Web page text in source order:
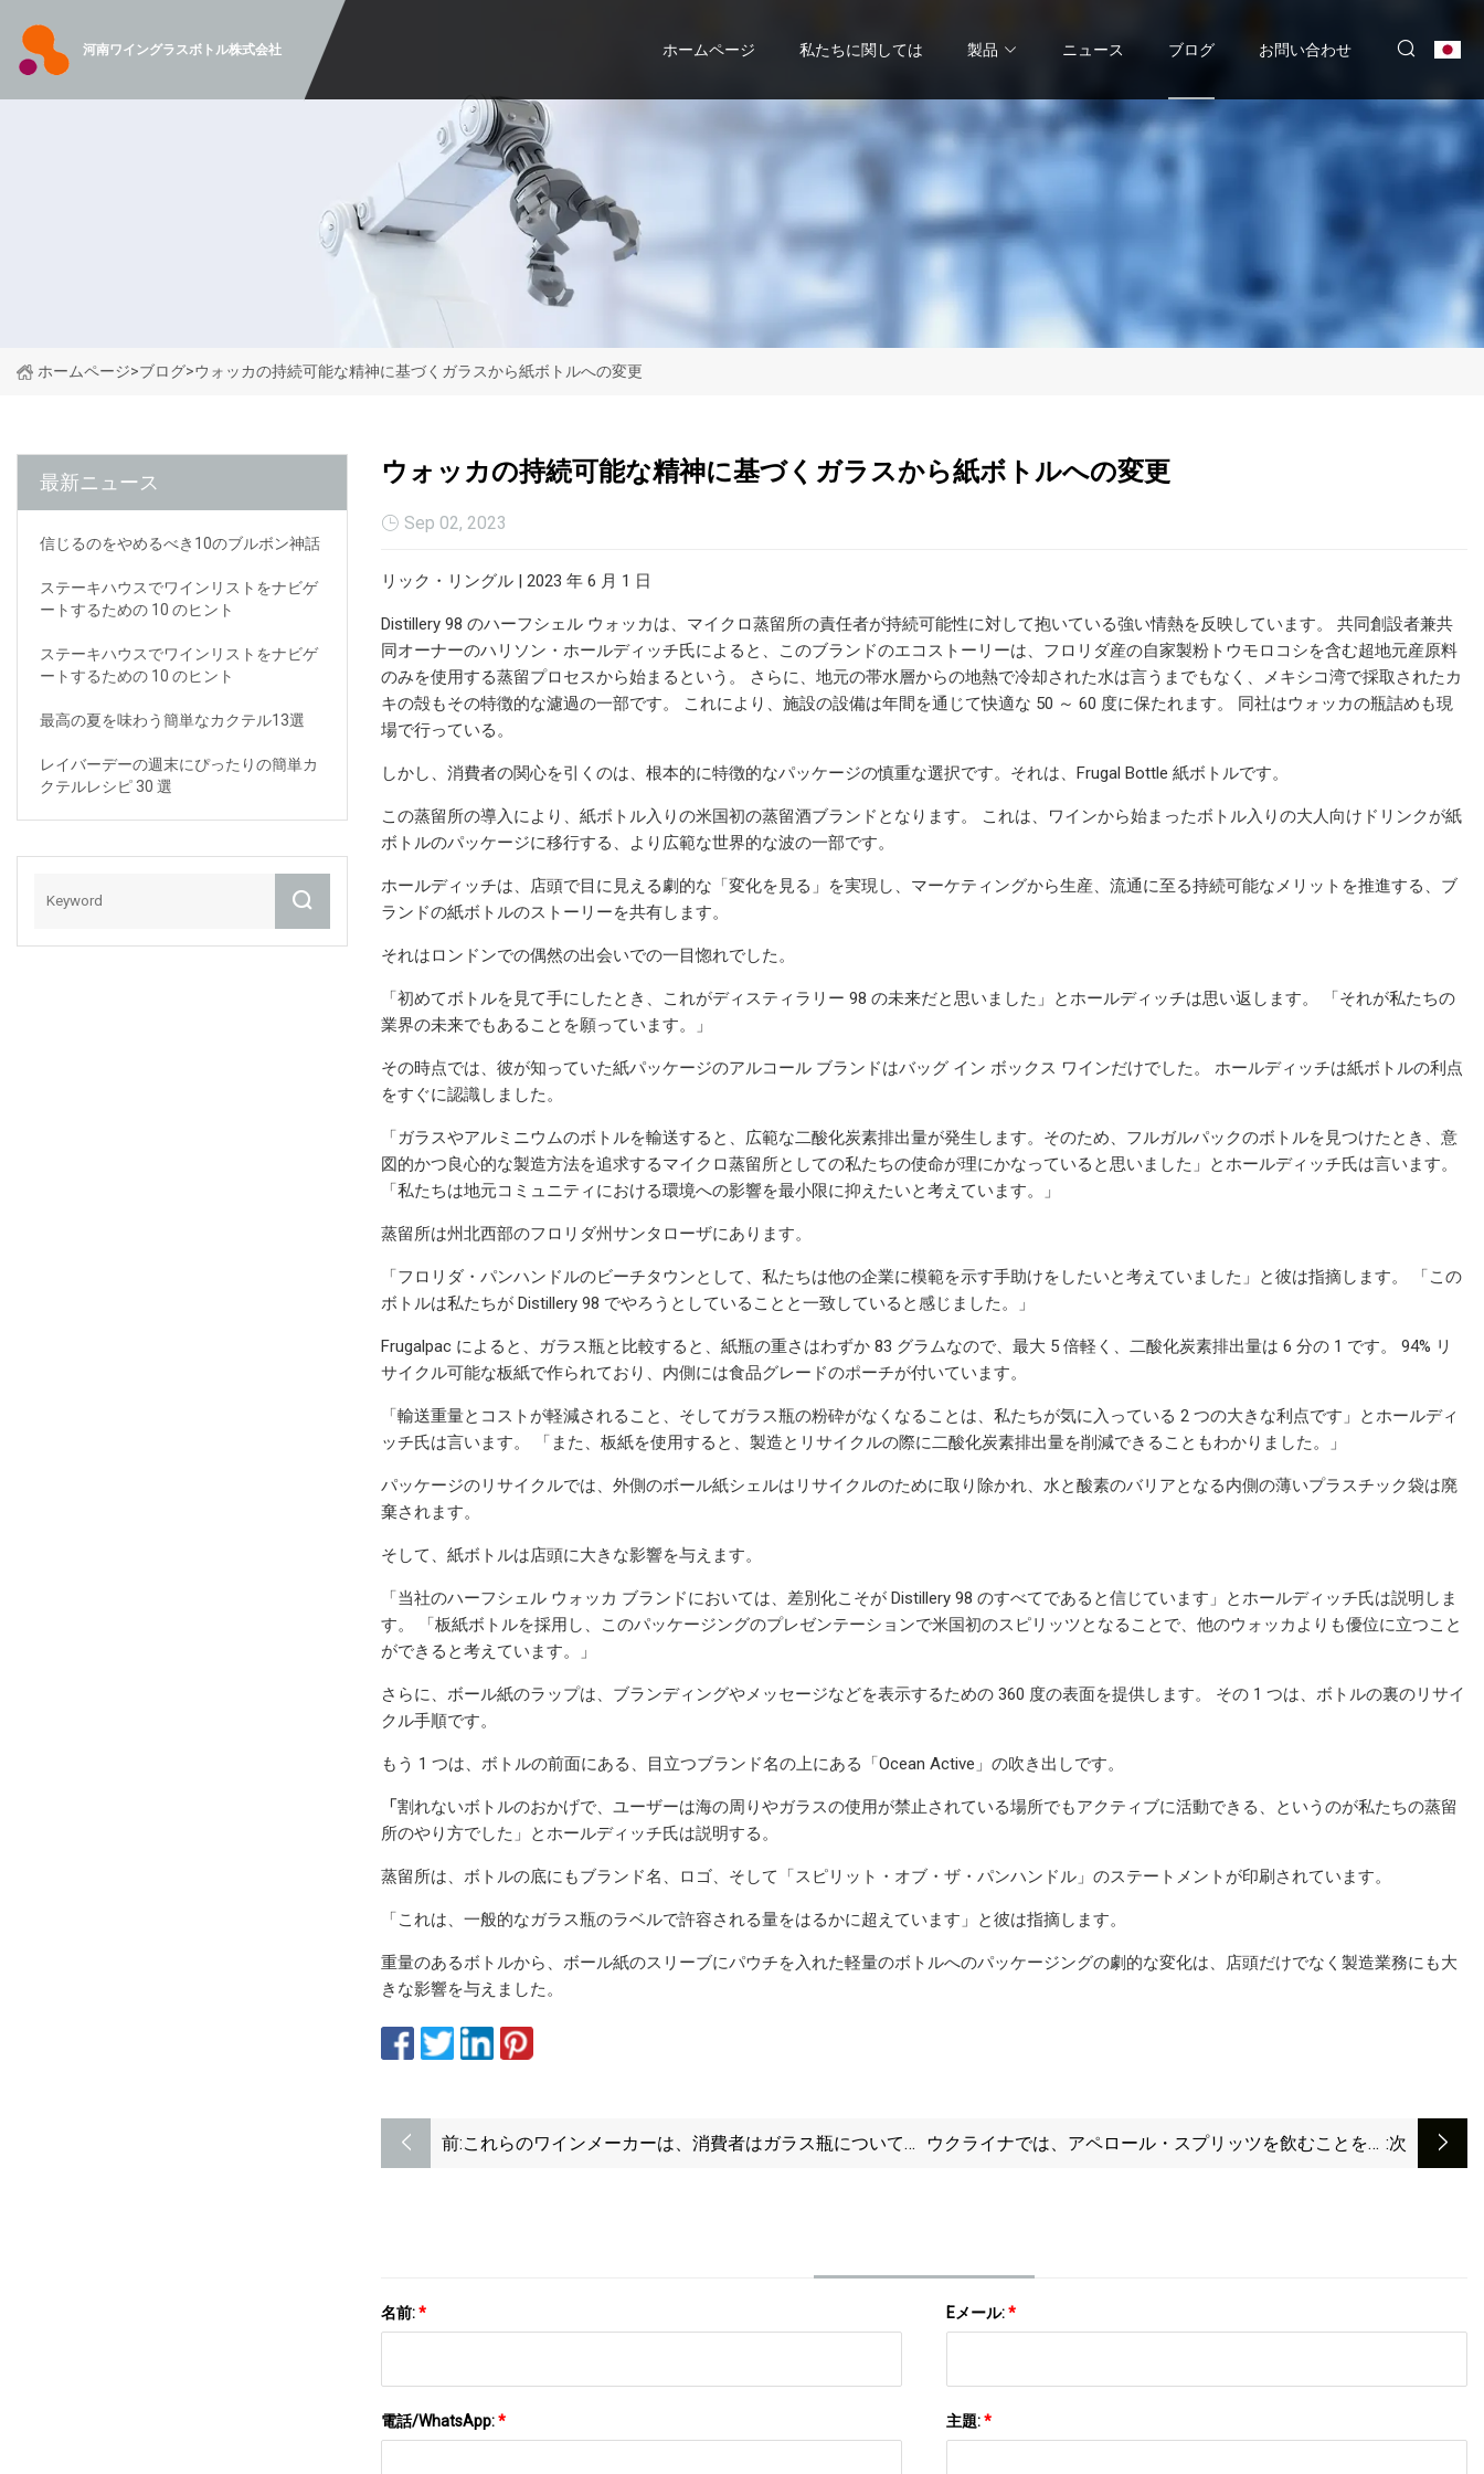
河南ワイングラスボトル株式会社 ホームページ 私たちに関しては 製品 ニュース ブログ お問い合わせ
ホームページ>ブログ>ウォッカの持続可能な精神に基づくガラスから紙ボトルへの変更
最新ニュース
信じるのをやめるべき10のブルボン神話
ステーキハウスでワインリストをナビゲ
ートするための 10 のヒント
ステーキハウスでワインリストをナビゲ
ートするための 10 のヒント
最高の夏を味わう簡単なカクテル13選
レイバーデーの週末にぴったりの簡単カ
クテルレシピ 30 選
ウォッカの持続可能な精神に基づくガラスから紙ボトルへの変更
Sep 02, 2023
リック・リングル | 2023 年 6 月 1 日
Distillery 98 のハーフシェル ウォッカは、マイクロ蒸留所の責任者が持続可能性に対して抱いている強い情熱を反映しています。 共同創設者兼共
同オーナーのハリソン・ホールディッチ氏によると、このブランドのエコストーリーは、フロリダ産の自家製粉トウモロコシを含む超地元産原料
のみを使用する蒸留プロセスから始まるという。 さらに、地元の帯水層からの地熱で冷却された水は言うまでもなく、メキシコ湾で採取されたカ
キの殻もその特徴的な濾過の一部です。 これにより、施設の設備は年間を通じて快適な 50 ～ 60 度に保たれます。 同社はウォッカの瓶詰めも現
場で行っている。
しかし、消費者の関心を引くのは、根本的に特徴的なパッケージの慎重な選択です。それは、Frugal Bottle 紙ボトルです。
この蒸留所の導入により、紙ボトル入りの米国初の蒸留酒ブランドとなります。 これは、ワインから始まったボトル入りの大人向けドリンクが紙
ボトルのパッケージに移行する、より広範な世界的な波の一部です。
ホールディッチは、店頭で目に見える劇的な「変化を見る」を実現し、マーケティングから生産、流通に至る持続可能なメリットを推進する、ブ
ランドの紙ボトルのストーリーを共有します。
それはロンドンでの偶然の出会いでの一目惚れでした。
「初めてボトルを見て手にしたとき、これがディスティラリー 98 の未来だと思いました」とホールディッチは思い返します。 「それが私たちの
業界の未来でもあることを願っています。」
その時点では、彼が知っていた紙パッケージのアルコール ブランドはバッグ イン ボックス ワインだけでした。 ホールディッチは紙ボトルの利点
をすぐに認識しました。
「ガラスやアルミニウムのボトルを輸送すると、広範な二酸化炭素排出量が発生します。そのため、フルガルパックのボトルを見つけたとき、意
図的かつ良心的な製造方法を追求するマイクロ蒸留所としての私たちの使命が理にかなっていると思いました」とホールディッチ氏は言います。
「私たちは地元コミュニティにおける環境への影響を最小限に抑えたいと考えています。」
蒸留所は州北西部のフロリダ州サンタローザにあります。
「フロリダ・パンハンドルのビーチタウンとして、私たちは他の企業に模範を示す手助けをしたいと考えていました」と彼は指摘します。 「この
ボトルは私たちが Distillery 98 でやろうとしていることと一致していると感じました。」
Frugalpac によると、ガラス瓶と比較すると、紙瓶の重さはわずか 83 グラムなので、最大 5 倍軽く、二酸化炭素排出量は 6 分の 1 です。 94% リ
サイクル可能な板紙で作られており、内側には食品グレードのポーチが付いています。
「輸送重量とコストが軽減されること、そしてガラス瓶の粉砕がなくなることは、私たちが気に入っている 2 つの大きな利点です」とホールディ
ッチ氏は言います。 「また、板紙を使用すると、製造とリサイクルの際に二酸化炭素排出量を削減できることもわかりました。」
パッケージのリサイクルでは、外側のボール紙シェルはリサイクルのために取り除かれ、水と酸素のバリアとなる内側の薄いプラスチック袋は廃
棄されます。
そして、紙ボトルは店頭に大きな影響を与えます。
「当社のハーフシェル ウォッカ ブランドにおいては、差別化こそが Distillery 98 のすべてであると信じています」とホールディッチ氏は説明しま
す。 「板紙ボトルを採用し、このパッケージングのプレゼンテーションで米国初のスピリッツとなることで、他のウォッカよりも優位に立つこと
ができると考えています。」
さらに、ボール紙のラップは、ブランディングやメッセージなどを表示するための 360 度の表面を提供します。 その 1 つは、ボトルの裏のリサイ
クル手順です。
もう 1 つは、ボトルの前面にある、目立つブランド名の上にある「Ocean Active」の吹き出しです。
「割れないボトルのおかげで、ユーザーは海の周りやガラスの使用が禁止されている場所でもアクティブに活動できる、というのが私たちの蒸留
所のやり方でした」とホールディッチ氏は説明する。
蒸留所は、ボトルの底にもブランド名、ロゴ、そして「スピリット・オブ・ザ・パンハンドル」のステートメントが印刷されています。
「これは、一般的なガラス瓶のラベルで許容される量をはるかに超えています」と彼は指摘します。
重量のあるボトルから、ボール紙のスリーブにパウチを入れた軽量のボトルへのパッケージングの劇的な変化は、店頭だけでなく製造業務にも大
きな影響を与えました。
前:これらのワインメーカーは、消費者はガラス瓶について懸
ウクライナでは、アペロール・スプリッツを飲むことをロ :次
名前:* Eメール:*
電話/WhatsApp:* 主題:*